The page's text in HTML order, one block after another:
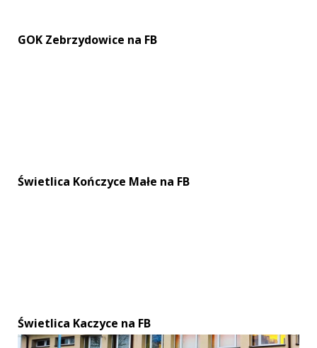
GOK Zebrzydowice na FB
Świetlica Kończyce Małe na FB
Świetlica Kaczyce na FB